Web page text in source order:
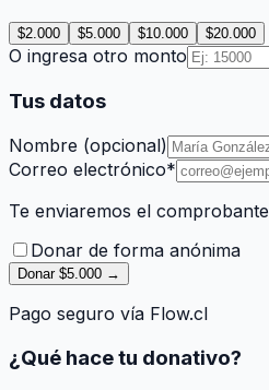
$2.000 $5.000 $10.000 $20.000
O ingresa otro monto
Tus datos
Nombre (opcional)
Correo electrónico*
Te enviaremos el comprobante
Donar de forma anónima
Donar $5.000 →
Pago seguro vía Flow.cl
¿Qué hace tu donativo?